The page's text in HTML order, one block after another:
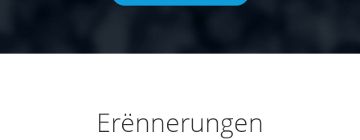
Erënnerungen